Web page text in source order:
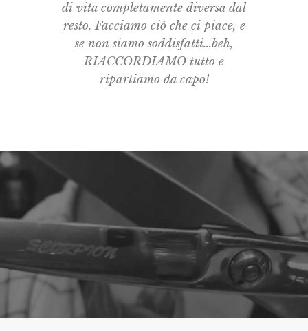
di vita completamente diversa dal
resto. Facciamo ciò che ci piace, e
se non siamo soddisfatti...beh,
RIACCORDIAMO tutto e
ripartiamo da capo!